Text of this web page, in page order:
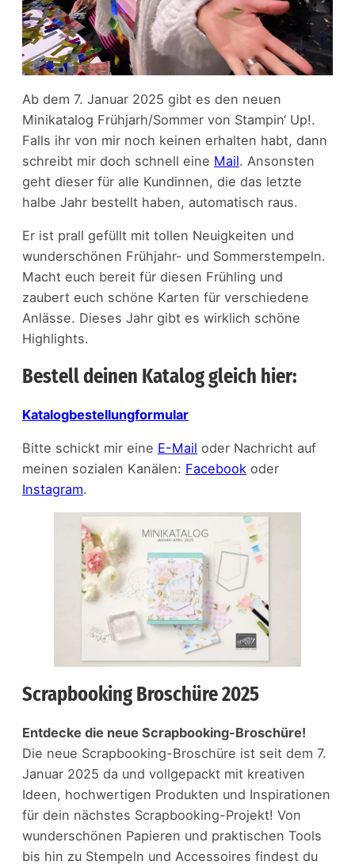
Ab dem 7. Januar 2025 gibt es den neuen
Minikatalog Frühjarh/Sommer von Stampin‘ Up!.
Falls ihr von mir noch keinen erhalten habt, dann
schreibt mir doch schnell eine Mail. Ansonsten
geht dieser für alle Kundinnen, die das letzte
halbe Jahr bestellt haben, automatisch raus.
Er ist prall gefüllt mit tollen Neuigkeiten und
wunderschönen Frühjahr- und Sommerstempeln.
Macht euch bereit für diesen Frühling und
zaubert euch schöne Karten für verschiedene
Anlässe. Dieses Jahr gibt es wirklich schöne
Highlights.
Bestell deinen Katalog gleich hier:
Katalogbestellungformular
Bitte schickt mir eine E-Mail oder Nachricht auf
meinen sozialen Kanälen: Facebook oder
Instagram.
Scrapbooking Broschüre 2025
Entdecke die neue Scrapbooking-Broschüre!
Die neue Scrapbooking-Broschüre ist seit dem 7.
Januar 2025 da und vollgepackt mit kreativen
Ideen, hochwertigen Produkten und Inspirationen
für dein nächstes Scrapbooking-Projekt! Von
wunderschönen Papieren und praktischen Tools
bis hin zu Stempeln und Accessoires findest du